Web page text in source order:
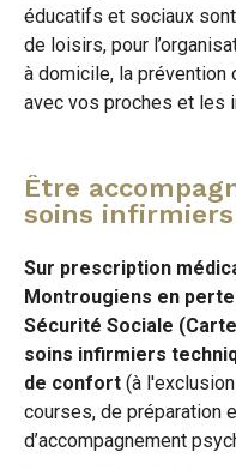
éducatifs et sociaux
de loisirs, pour
à domicile, la prévention
avec vos proches et les
Être
soins infirmiers
Sur prescription
Montrougiens en
Sécurité Sociale
soins infirmiers
de confort (à
courses, de préparation
d’accompagnement